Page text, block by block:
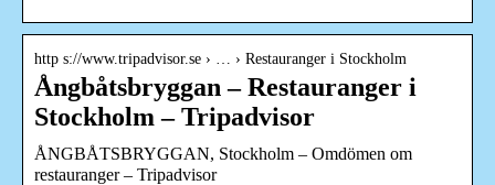
http s://www.tripadvisor.se › … › Restauranger i Stockholm
Ångbåtsbryggan – Restauranger i
Stockholm – Tripadvisor
ÅNGBÅTSBRYGGAN, Stockholm – Omdömen om
restauranger – Tripadvisor